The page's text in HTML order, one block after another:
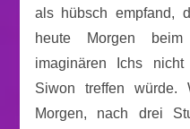
als hübsch empfand,
heute Morgen
imaginären Ichs
Siwon treffen würde.
Morgen, nach drei